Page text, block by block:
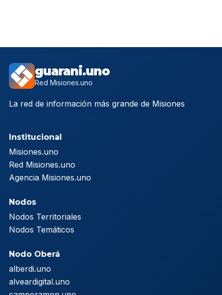
guarani.uno
Red Misiones.uno
La red de información más grande de Misiones
Institucional
Misiones.uno
Red Misiones.uno
Agencia Misiones.uno
Nodos
Nodos Territoriales
Nodos Temáticos
Nodo Oberá
alberdi.uno
alveardigital.uno